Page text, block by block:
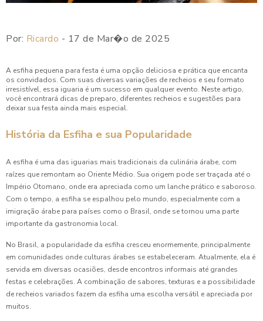
em Poucos Passos
Como Preparar Quibe Perfeito em Casa
Convidados
Como Preparar Salgado Assado para Festa Infantil e
Encantar as Crianças
Como Preparar Salgado Assado Para Festa Infantil Perfeita
Coxinha de Aniversário: 7 Receitas Irresistíveis para Festas
Coxinha de Aniversário: A Delícia que Não Pode Faltar na
Sua Festa
Coxinha de Aniversário é a Sensação das Festas: Descubra
Por: Ricardo - 17 de Mar�o de 2025
A esfiha pequena para festa é uma opção deliciosa e prática que encanta
os convidados. Com suas diversas variações de recheios e seu formato
irresistível, essa iguaria é um sucesso em qualquer evento. Neste artigo,
você encontrará dicas de preparo, diferentes recheios e sugestões para
deixar sua festa ainda mais especial.
História da Esfiha e sua Popularidade
A esfiha é uma das iguarias mais tradicionais da culinária árabe, com
raízes que remontam ao Oriente Médio. Sua origem pode ser traçada até o
Império Otomano, onde era apreciada como um lanche prático e saboroso.
Com o tempo, a esfiha se espalhou pelo mundo, especialmente com a
imigração árabe para países como o Brasil, onde se tornou uma parte
importante da gastronomia local.
No Brasil, a popularidade da esfiha cresceu enormemente, principalmente
em comunidades onde culturas árabes se estabeleceram. Atualmente, ela é
servida em diversas ocasiões, desde encontros informais até grandes
festas e celebrações. A combinação de sabores, texturas e a possibilidade
de recheios variados fazem da esfiha uma escolha versátil e apreciada por
muitos.